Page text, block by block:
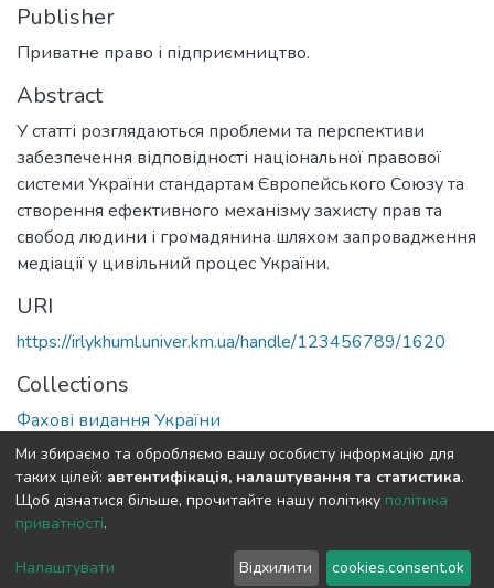
Publisher
Приватне право і підприємництво.
Abstract
У статті розглядаються проблеми та перспективи
забезпечення відповідності національної правової
системи України стандартам Європейського Союзу та
створення ефективного механізму захисту прав та
свобод людини і громадянина шляхом запровадження
медіації у цивільний процес України.
URI
https://irlykhuml.univer.km.ua/handle/123456789/1620
Collections
Фахові видання України
Full item page
Cookie
End User
Send
Ми збираємо та обробляємо вашу особисту інформацію для
таких цілей: автентифікація, налаштування та статистика.
Щоб дізнатися більше, прочитайте нашу політику політика
приватності.
Налаштувати Відхилити cookies.consent.ok